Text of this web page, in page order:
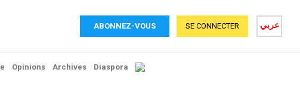
ABONNEZ-VOUS عربي SE CONNECTER
Opinions Archives Diaspora